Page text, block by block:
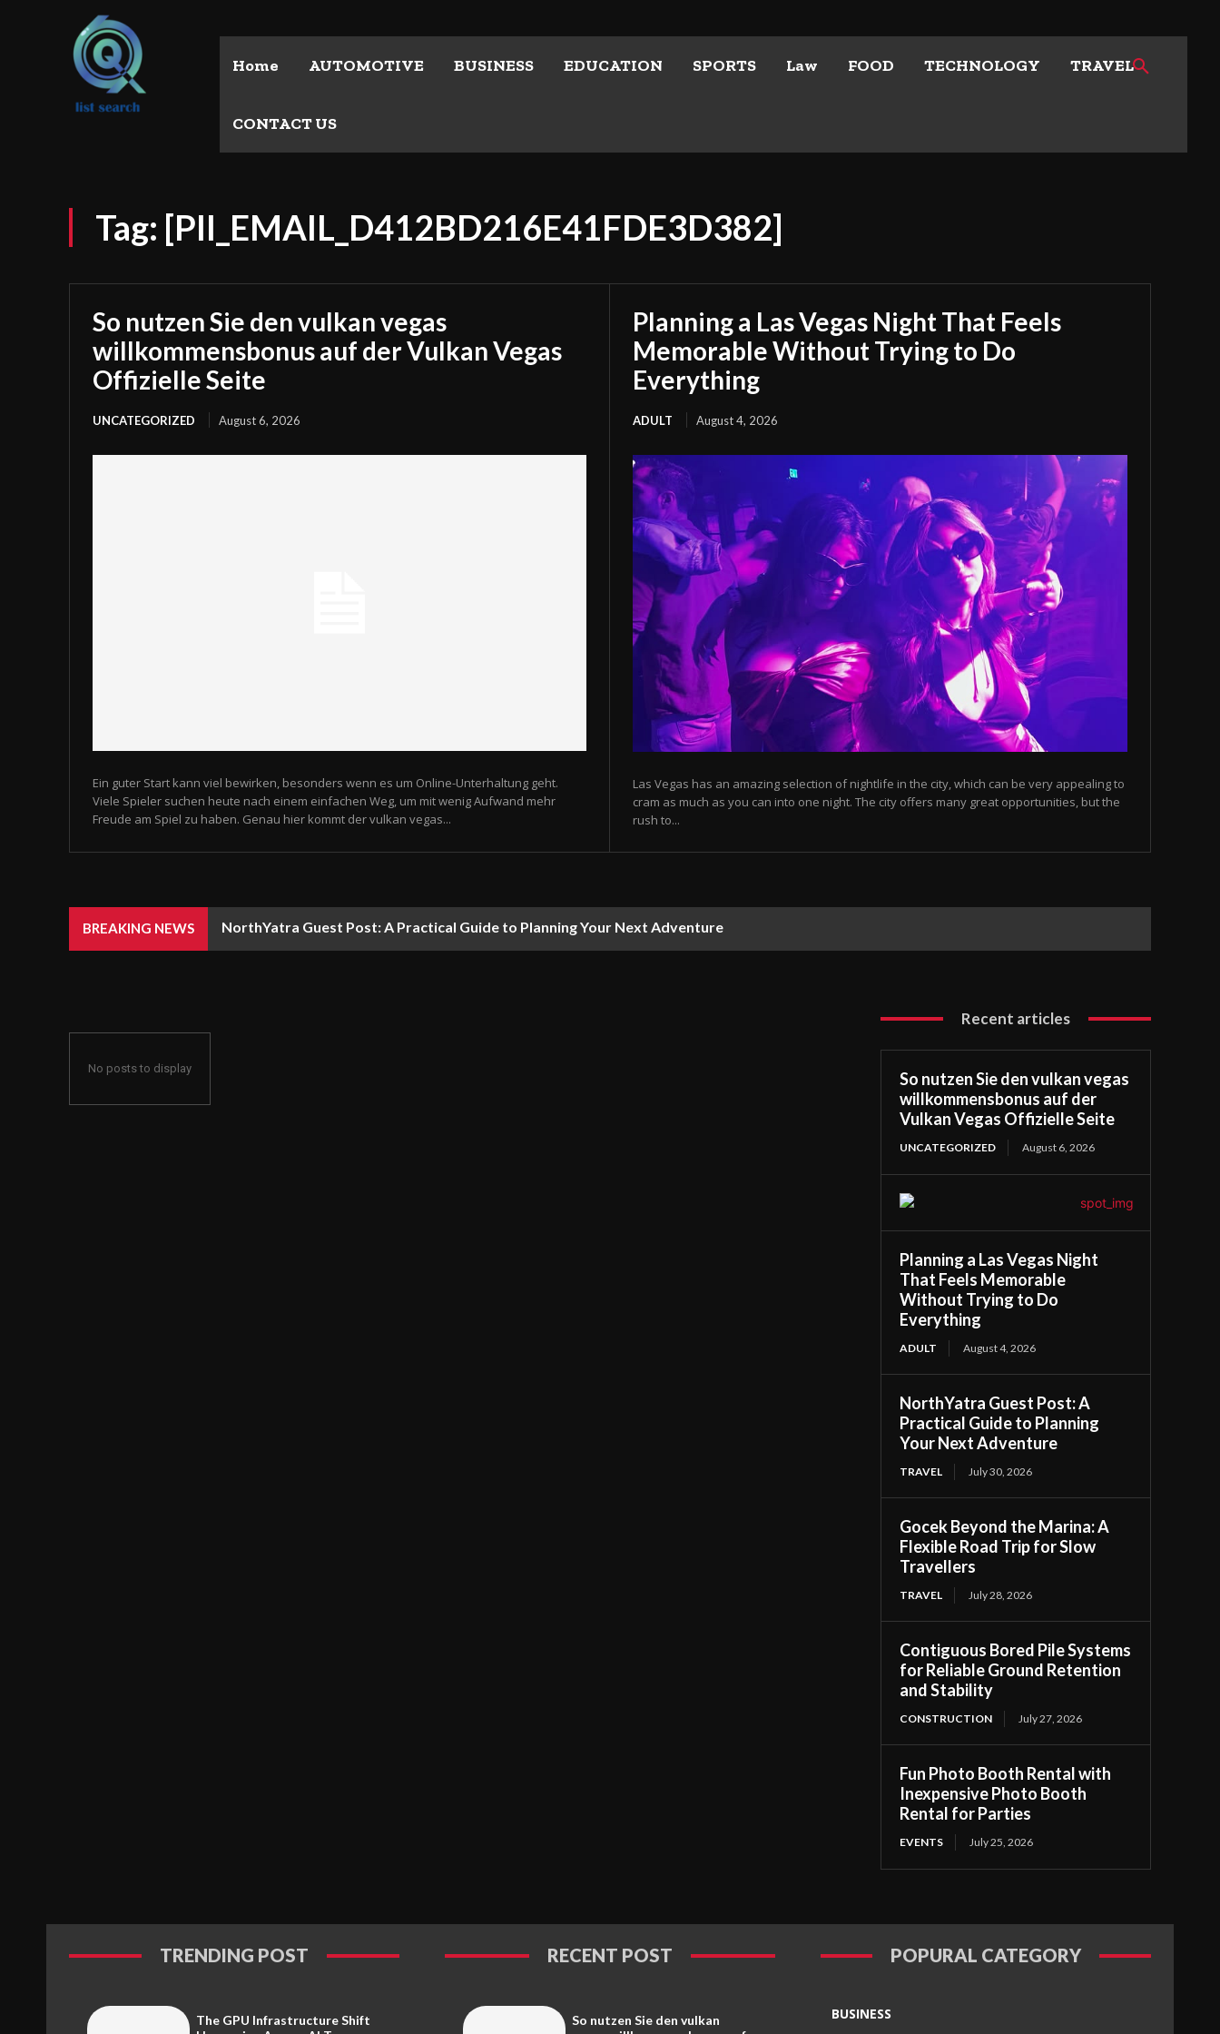
Home AUTOMOTIVE BUSINESS EDUCATION SPORTS Law FOOD TECHNOLOGY TRAVEL
CONTACT US
Tag: [PII_EMAIL_D412BD216E41FDE3D382]
So nutzen Sie den vulkan vegas
willkommensbonus auf der Vulkan Vegas
Offizielle Seite
UNCATEGORIZED August 6, 2026
Ein guter Start kann viel bewirken, besonders wenn es um Online-Unterhaltung geht.
Viele Spieler suchen heute nach einem einfachen Weg, um mit wenig Aufwand mehr
Freude am Spiel zu haben. Genau hier kommt der vulkan vegas...
Planning a Las Vegas Night That Feels
Memorable Without Trying to Do
Everything
ADULT August 4, 2026
Las Vegas has an amazing selection of nightlife in the city, which can be very appealing to
cram as much as you can into one night. The city offers many great opportunities, but the
rush to...
BREAKING NEWS NorthYatra Guest Post: A Practical Guide to Planning Your Next Adventure
No posts to display
Recent articles
So nutzen Sie den vulkan vegas
willkommensbonus auf der
Vulkan Vegas Offizielle Seite
UNCATEGORIZED August 6, 2026
Planning a Las Vegas Night
That Feels Memorable
Without Trying to Do
Everything
ADULT August 4, 2026
NorthYatra Guest Post: A
Practical Guide to Planning
Your Next Adventure
TRAVEL July 30, 2026
Gocek Beyond the Marina: A
Flexible Road Trip for Slow
Travellers
TRAVEL July 28, 2026
Contiguous Bored Pile Systems
for Reliable Ground Retention
and Stability
CONSTRUCTION July 27, 2026
Fun Photo Booth Rental with
Inexpensive Photo Booth
Rental for Parties
EVENTS July 25, 2026
TRENDING POST
The GPU Infrastructure Shift
RECENT POST
So nutzen Sie den vulkan
POPURAL CATEGORY
BUSINESS